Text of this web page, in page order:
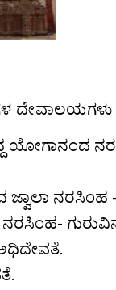
ದೇವಾಲಯಗಳು
ಯೋಗಾನಂದ
ಜ್ವಾಲಾ